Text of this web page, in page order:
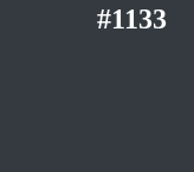
#1133